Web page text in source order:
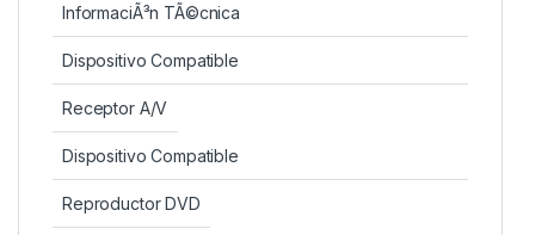
InformaciÃ³n TÃ©cnica
Dispositivo Compatible
Receptor A/V
Dispositivo Compatible
Reproductor DVD